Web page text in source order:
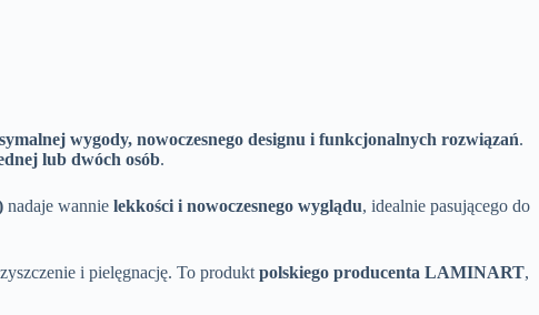
wygody, nowoczesnego designu i funkcjonalnych rozwiązań.
lub dwóch osób.
nadaje wannie lekkości i nowoczesnego wyglądu, idealnie pasującego do
i pielęgnację. To produkt polskiego producenta LAMINART,